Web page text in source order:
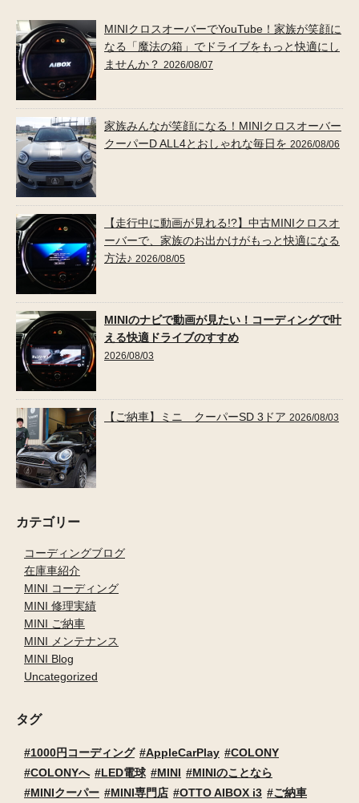
MINIクロスオーバーでYouTube！家族が笑顔に
なる「魔法の箱」でドライブをもっと快適にし
ませんか？ 2026/08/07
家族みんなが笑顔になる！MINIクロスオーバー
クーパーD ALL4とおしゃれな毎日を 2026/08/06
【走行中に動画が見れる!?】中古MINIクロスオ
ーバーで、家族のお出かけがもっと快適になる
方法♪ 2026/08/05
MINIのナビで動画が見たい！コーディングで叶
える快適ドライブのすすめ
2026/08/03
【ご納車】ミニ クーパーSD 3ドア 2026/08/03
カテゴリー
コーディングブログ
在庫車紹介
MINI コーディング
MINI 修理実績
MINI ご納車
MINI メンテナンス
MINI Blog
Uncategorized
タグ
1000円コーディング AppleCarPlay
COLONY
COLONYへ
LED電球 MINI
MINIのことなら
MINIクーパー
MINI専門店 OTTO AIBOX i3 ご納車